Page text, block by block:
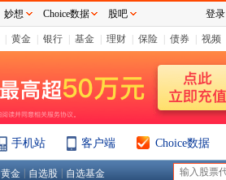
黄金 银行 基金 理财 保险 债券 视频
手机站 客户端 Choice数据
黄金 自选股 自选基金
妙想 Choice数据 股吧 登录